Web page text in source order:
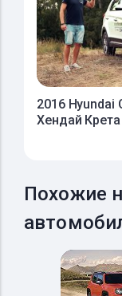
2016 Hyundai
Хендай
Похожие